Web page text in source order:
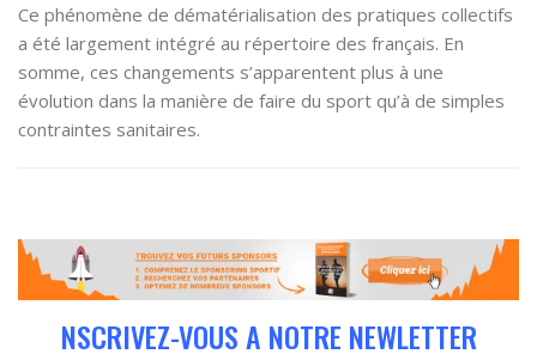
Ce phénomène de dématérialisation des pratiques collectifs
a été largement intégré au répertoire des français. En
somme, ces changements s’apparentent plus à une
évolution dans la manière de faire du sport qu’à de simples
contraintes sanitaires.
NSCRIVEZ-VOUS A NOTRE NEWLETTER